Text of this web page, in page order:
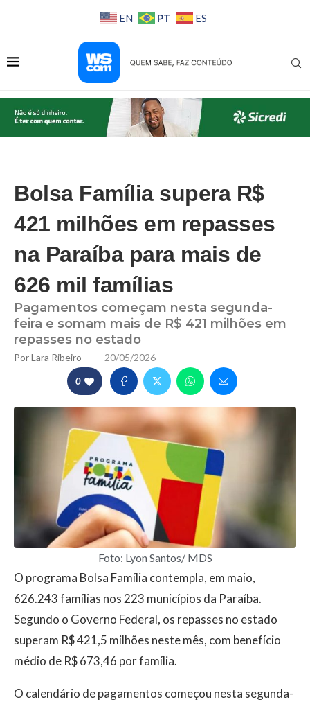
EN PT ES
Bolsa Família supera R$
421 milhões em repasses
na Paraíba para mais de
626 mil famílias
Pagamentos começam nesta segunda-
feira e somam mais de R$ 421 milhões em
repasses no estado
PorLara Ribeiro 20/05/2026
0
Foto: Lyon Santos/ MDS
O programa Bolsa Família contempla, em maio,
626.243 famílias nos 223 municípios da Paraíba.
Segundo o Governo Federal, os repasses no estado
superam R$ 421,5 milhões neste mês, com benefício
médio de R$ 673,46 por família.
O calendário de pagamentos começou nesta segunda-